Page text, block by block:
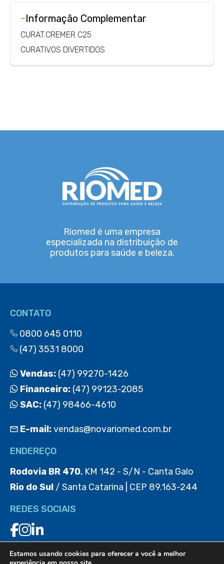
-Informação Complementar
CURAT.CREMER C25
CURATIVOS DIVERTIDOS
Riomed é uma empresa
especializada na distribuição de
produtos para saúde e beleza.
CONTATO
0800 645 0110
(47) 3531 8000
Vendas: (47) 99270-1426
Financeiro: (47) 99123-2085
SAC: (47) 98466-4610
E-mail:vendas@novariomed.com.br
ENDEREÇO
Rodovia BR 470, KM 142 - S/N - Canta Galo
Rio do Sul / Santa Catarina | CEP 89.163-244
REDES SOCIAIS
BAIXE O APP
Estamos usando cookies para oferecer a você a melhor